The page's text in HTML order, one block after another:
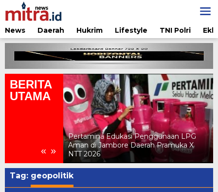
Lewati
ke
konten
News
Daerah Hukrim Lifestyle TNI Polri
BERITA
UTAMA
« »
Pertamina Edukasi Penggunaan LPG
Aman di Jambore Daerah Pramuka X
NTT 2026
Delegasi
APINDO
Tag: geopolitik